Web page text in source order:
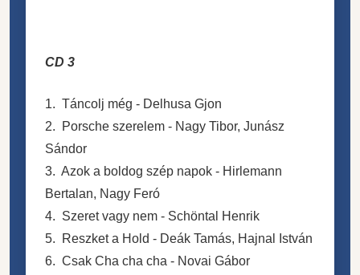
CD 3
1. Táncolj még - Delhusa Gjon
2. Porsche szerelem - Nagy Tibor, Junász
Sándor
3. Azok a boldog szép napok - Hirlemann
Bertalan, Nagy Feró
4. Szeret vagy nem - Schöntal Henrik
5. Reszket a Hold - Deák Tamás, Hajnal István
6. Csak Cha cha cha - Novai Gábor